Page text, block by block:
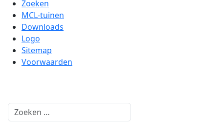
Zoeken
MCL-tuinen
Downloads
Logo
Sitemap
Voorwaarden